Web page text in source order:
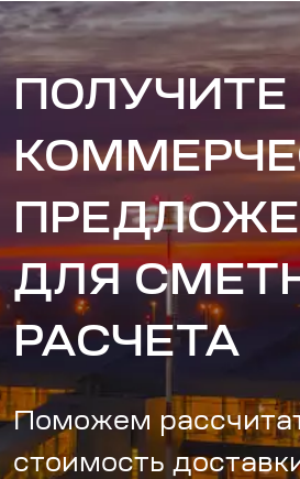
ПОЛУЧИТЕ
ДЛЯ
РАСЧЕТА
Поможем
стоимость